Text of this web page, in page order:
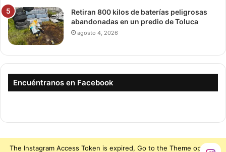
Retiran 800 kilos de baterías peligrosas
abandonadas en un predio de Toluca
agosto 4, 2026
Encuéntranos en Facebook
The Instagram Access Token is expired, Go to the Theme options